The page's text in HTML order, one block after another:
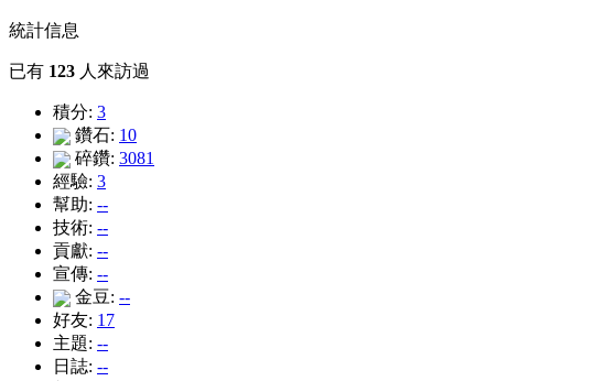
統計信息
已有 123 人來訪過
積分: 3
鑽石: 10
碎鑽: 3081
經驗: 3
幫助: --
技術: --
貢獻: --
宣傳: --
金豆: --
好友: 17
主題: --
日誌: --